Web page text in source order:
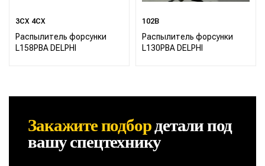
3CX 4CX
Распылитель форсунки
L158РВА DELPHI
102B
Распылитель форсунки
L130PBA DELPHI
Закажите подбордеталипод
вашу спецтехнику